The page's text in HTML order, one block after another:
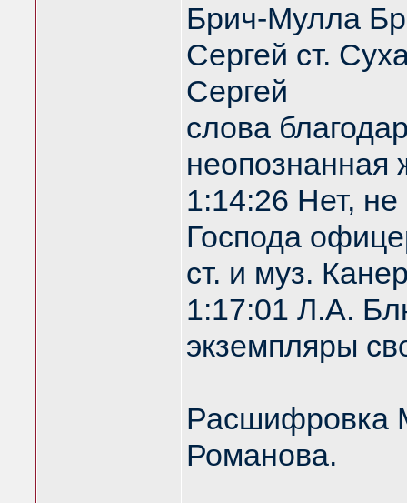
Брич-Мулла
Сергей ст.
Сергей
слова
1:14:26 Нет,
Господа
ст. и муз.
1:17:01 Л.А.
экземпляры
Расшифровка
Романова.